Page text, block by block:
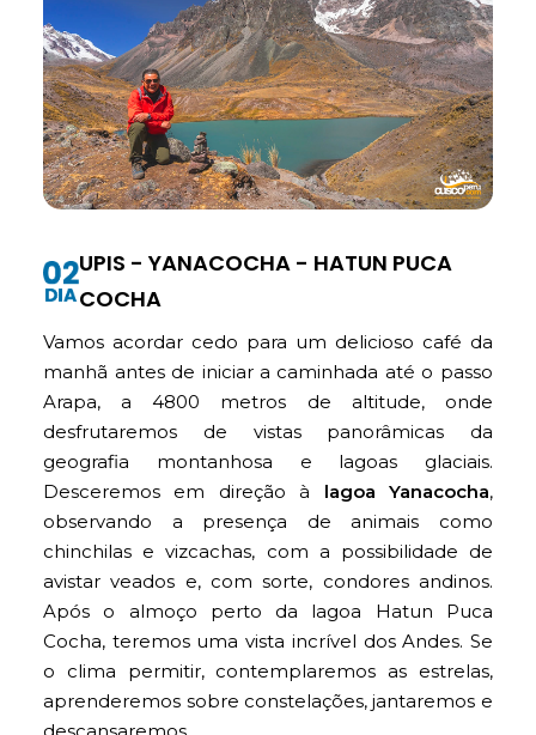
UPIS - YANACOCHA - HATUN PUCA
COCHA
Vamos acordar cedo para um delicioso café da
manhã antes de iniciar a caminhada até o passo
Arapa, a 4800 metros de altitude, onde
desfrutaremos de vistas panorâmicas da
geografia montanhosa e lagoas glaciais.
Desceremos em direção à lagoa Yanacocha,
observando a presença de animais como
chinchilas e vizcachas, com a possibilidade de
avistar veados e, com sorte, condores andinos.
Após o almoço perto da lagoa Hatun Puca
Cocha, teremos uma vista incrível dos Andes. Se
o clima permitir, contemplaremos as estrelas,
aprenderemos sobre constelações, jantaremos e